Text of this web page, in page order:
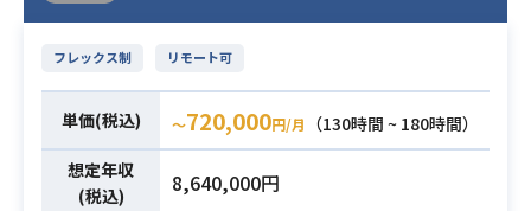
フレックス制 リモート可
単価(税込) 〜720,000円/月
（130時間 ~ 180時間）
想定年収
(税込)
8,640,000円